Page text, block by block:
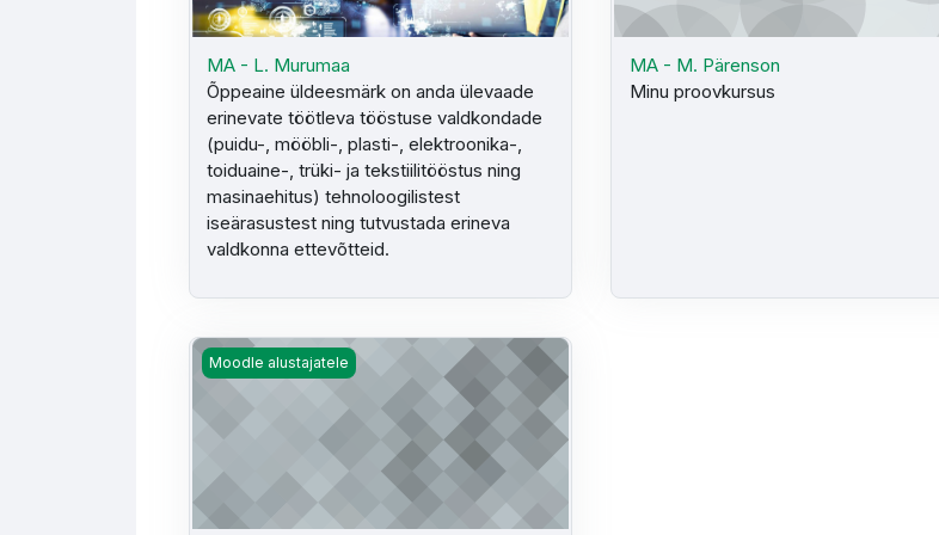
MA - L. Murumaa
Õppeaine üldeesmärk on anda ülevaade
erinevate töötleva tööstuse valdkondade
(puidu-, mööbli-, plasti-, elektroonika-,
toiduaine-, trüki- ja tekstiilitööstus ning
masinaehitus) tehnoloogilistest
iseärasustest ning tutvustada erineva
valdkonna ettevõtteid.
MA - M. Pärenson
Minu proovkursus
MA - P. Siitan
Moodle alustajatele